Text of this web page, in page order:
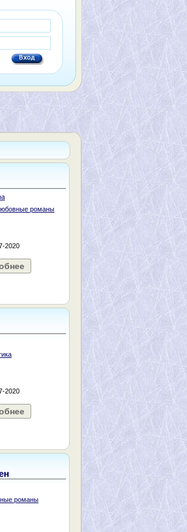
романы
2020
2020
романы